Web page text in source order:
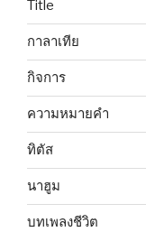
Title
กาลาเทีย
กิจการ
ความหมายคำ
ทิตัส
นาฮูม
บทเพลงชีวิต